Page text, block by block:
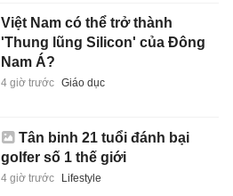
Việt Nam có thể trở thành
'Thung lũng Silicon' của Đông
Nam Á?
4 giờ trước Giáo dục
Tân binh 21 tuổi đánh bại
golfer số 1 thế giới
4 giờ trước Lifestyle